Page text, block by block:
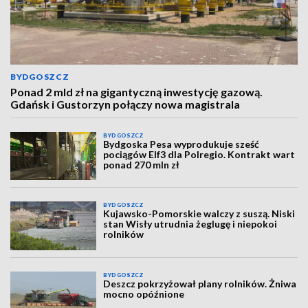
BYDGOSZCZ
Ponad 2 mld zł na gigantyczną inwestycję gazową.
Gdańsk i Gustorzyn połączy nowa magistrala
BYDGOSZCZ
Bydgoska Pesa wyprodukuje sześć
pociągów Elf3 dla Polregio. Kontrakt wart
ponad 270 mln zł
BYDGOSZCZ
Kujawsko-Pomorskie walczy z suszą. Niski
stan Wisły utrudnia żeglugę i niepokoi
rolników
BYDGOSZCZ
Deszcz pokrzyżował plany rolników. Żniwa
mocno opóźnione